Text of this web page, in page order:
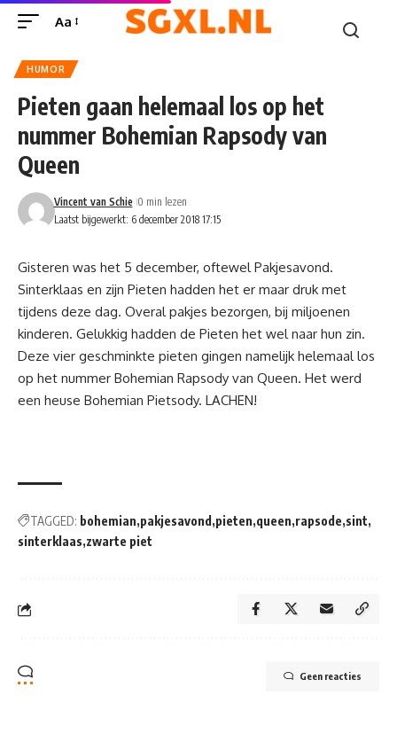
Aa
HUMOR
Pieten gaan helemaal los op het
nummer Bohemian Rapsody van
Queen
Laatst bijgewerkt: 6 december 2018 17:15
Vincent van Schie 0 min lezen
Gisteren was het 5 december, oftewel Pakjesavond.
Sinterklaas en zijn Pieten hadden het er maar druk met
tijdens deze dag. Overal pakjes bezorgen, bij miljoenen
kinderen. Gelukkig hadden de Pieten het wel naar hun zin.
Deze vier geschminkte pieten gingen namelijk helemaal los
op het nummer Bohemian Rapsody van Queen. Het werd
een heuse Bohemian Pietsody. LACHEN!
TAGGED: bohemian pakjesavond pieten queen rapsode sint
sinterklaas zwarte piet
Geen reacties